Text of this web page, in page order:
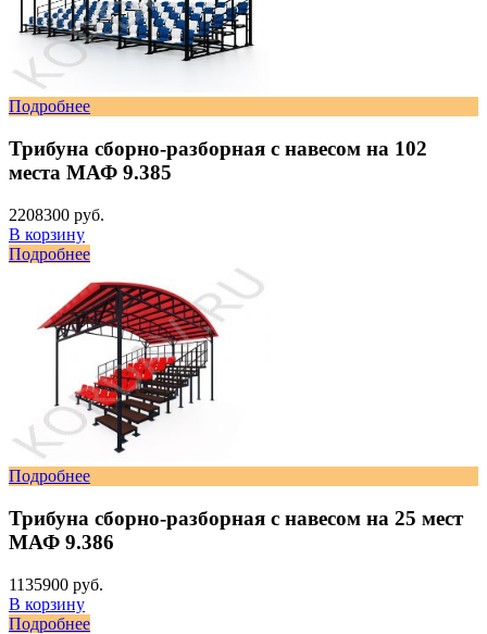
Подробнее
Трибуна сборно-разборная с навесом на 102
места МАФ 9.385
2208300 руб.
В корзину
Подробнее
Подробнее
Трибуна сборно-разборная с навесом на 25 мест
МАФ 9.386
1135900 руб.
В корзину
Подробнее